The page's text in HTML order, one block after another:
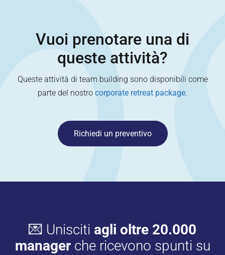
Vuoi prenotare una di
queste attività?
Queste attività di team building sono disponibili come
parte del nostro corporate retreat package.
Richiedi un preventivo
💌 Unisciti agli oltre 20.000
managerche ricevono spunti su